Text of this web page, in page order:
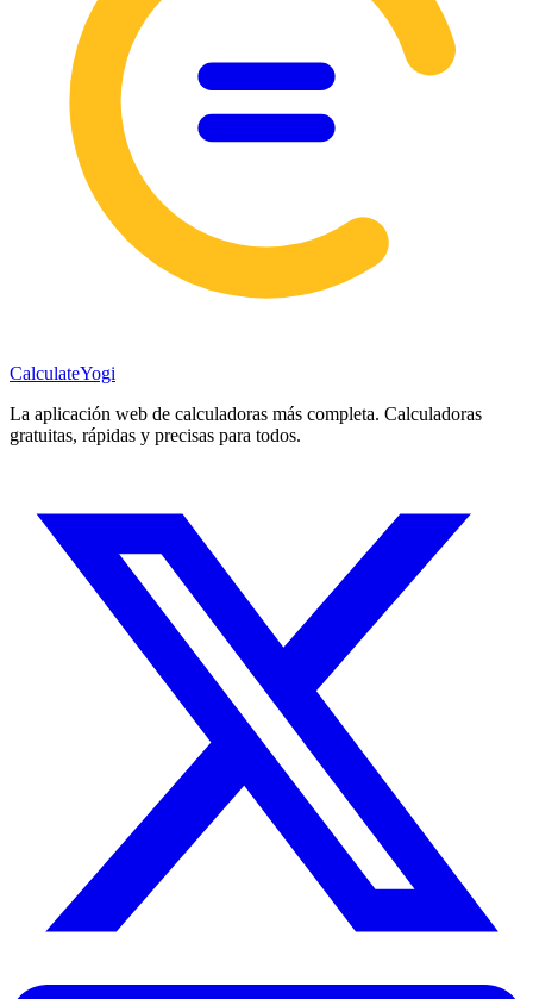
CalculateYogi
La aplicación web de calculadoras más completa. Calculadoras
gratuitas, rápidas y precisas para todos.